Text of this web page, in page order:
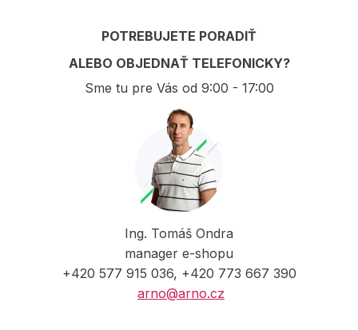
POTREBUJETE PORADIŤ
ALEBO OBJEDNAŤ TELEFONICKY?
Sme tu pre Vás od 9:00 - 17:00
Ing. Tomáš Ondra
manager e-shopu
+420 577 915 036, +420 773 667 390
arno@arno.cz